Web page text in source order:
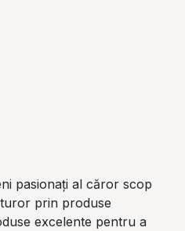
pasionați al căror scop
prin produse
excelente pentru a